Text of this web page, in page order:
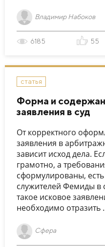
Владимир Набоков
6185 55
статья
Форма и
заявления в суд
От корректного
заявления в
зависит исход дела.
грамотно, а
сформулированы,
служителей Фемиды в
такое исковое
необходимо отразить
Сфера